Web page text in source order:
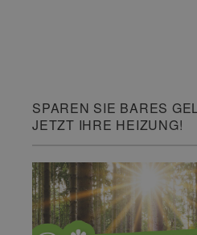
SPAREN SIE BARES
JETZT IHRE HEIZUNG!